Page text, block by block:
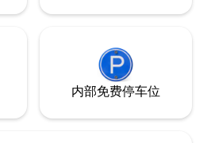
内部免费停车位